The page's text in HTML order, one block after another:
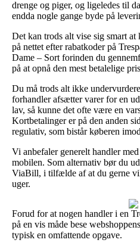
drenge og piger, og ligeledes til
endda nogle gange byde på
Det kan trods alt vise sig smart
på nettet efter rabatkoder på
Dame – Sort forinden du
på at opnå den mest betalelige
Du må trods alt ikke
forhandler afsætter varer for en
lav, så kunne det ofte være en
Kortbetalinger er på den anden
regulativ, som bistår køberen
Vi anbefaler generelt handler
mobilen. Som alternativ bør du
ViaBill, i tilfælde af at du gerne
uger.
Forud for at nogen handler i en
på en vis måde bese
typisk en omfattende opgave.